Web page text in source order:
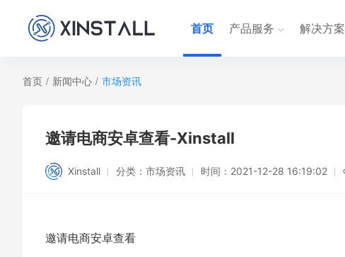
首页 产品服务 解决方案
首页 / 新闻中心 / 市场资讯
邀请电商安卓查看-Xinstall
Xinstall 分类： 市场资讯 时间： 2021-12-28 16:19:02
邀请电商安卓查看